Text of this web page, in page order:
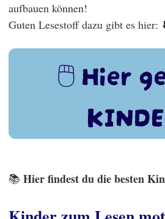
aufbauen können!
Guten Lesestoff dazu gibt es hier:
🖱️ Hier
📚 Hier findest du die besten